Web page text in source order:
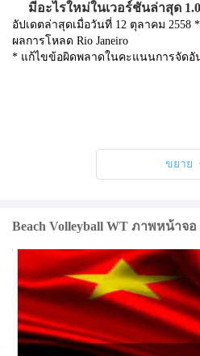
มีอะไรใหม่ในเวอร์ชันล่าสุด
อัปเดตล่าสุดเมื่อวันที่ 12 ตุลาคม
ผลการโหลด Rio Janeiro
* แก้ไขข้อผิดพลาดในคะแนนการจัดอั
ขยาย
Beach Volleyball WT ภาพหน้าจอ